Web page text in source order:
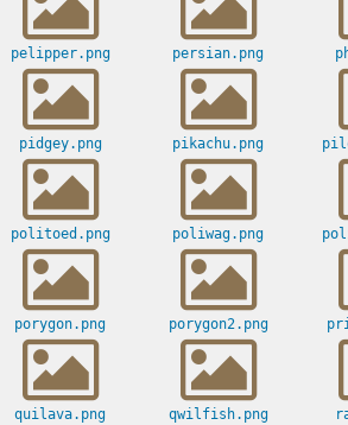
pelipper.png persian.png
pidgey.png pikachu.png
politoed.png poliwag.png
porygon.png porygon2.png
quilava.png qwilfish.png